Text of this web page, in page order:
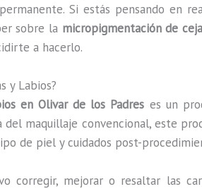
Si estás pensando en
sobre la micropigmentación de
a hacerlo.
y Labios?
en Olivar de los Padres es un
maquillaje convencional, este
de piel y cuidados post-
corregir, mejorar o resaltar las